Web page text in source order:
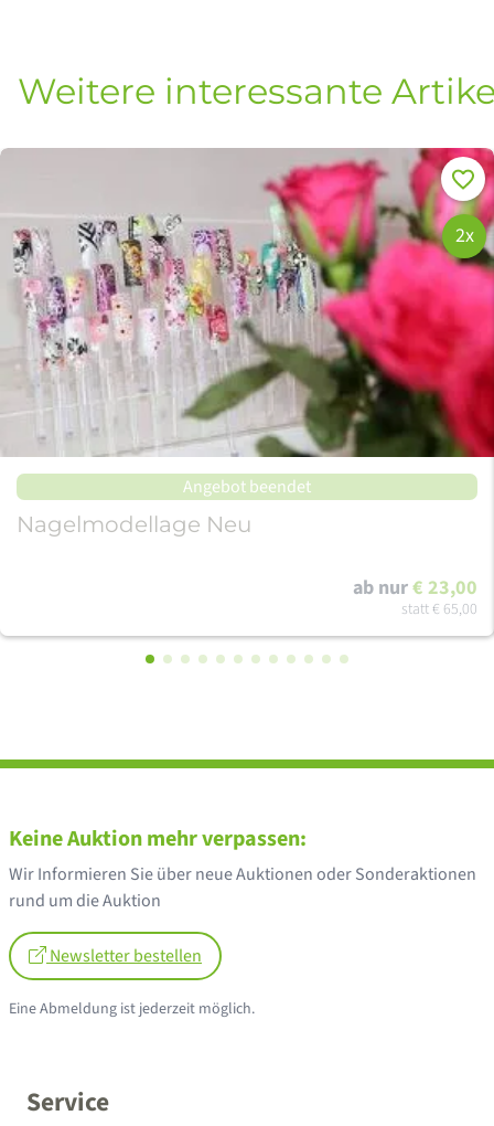
Weitere interessante
2x
Angebot beendet
Nagelmodellage Neu
ab nur€ 23,00
statt€ 65,00
Service
Keine Auktion mehr verpassen:
Wir Informieren Sie über neue Auktionen oder Sonderaktionen
rund um die Auktion
Newsletter bestellen
Eine Abmeldung ist jederzeit möglich.